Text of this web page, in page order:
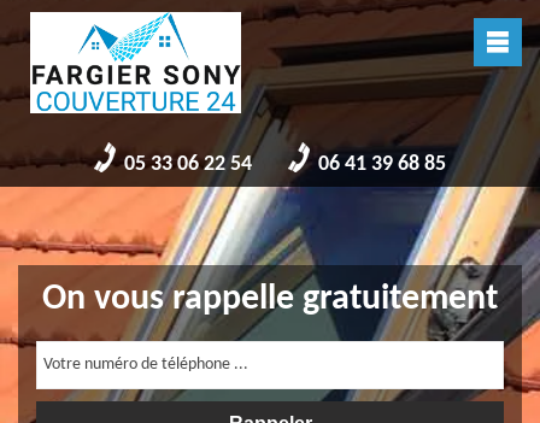
05 33 06 22 54 06 41 39 68 85
On vous rappelle gratuitement